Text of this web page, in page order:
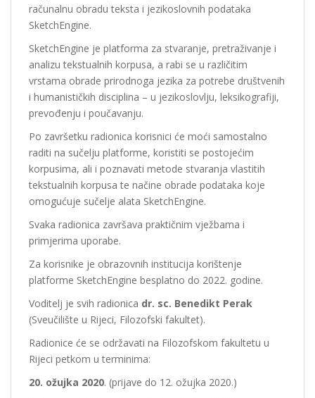
računalnu obradu teksta i jezikoslovnih podataka
SketchEngine.
SketchEngine je platforma za stvaranje, pretraživanje i
analizu tekstualnih korpusa, a rabi se u različitim
vrstama obrade prirodnoga jezika za potrebe društvenih
i humanističkih disciplina – u jezikoslovlju, leksikografiji,
prevođenju i poučavanju.
Po završetku radionica korisnici će moći samostalno
raditi na sučelju platforme, koristiti se postojećim
korpusima, ali i poznavati metode stvaranja vlastitih
tekstualnih korpusa te načine obrade podataka koje
omogućuje sučelje alata SketchEngine.
Svaka radionica završava praktičnim vježbama i
primjerima uporabe.
Za korisnike je obrazovnih institucija korištenje
platforme SketchEngine besplatno do 2022. godine.
Voditelj je svih radionica dr. sc. Benedikt Perak
(Sveučilište u Rijeci, Filozofski fakultet).
Radionice će se održavati na Filozofskom fakultetu u
Rijeci petkom u terminima:
20. ožujka 2020. (prijave do 12. ožujka 2020.)